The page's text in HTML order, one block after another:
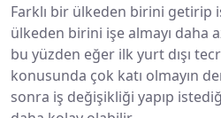
Farklı bir ülkeden birini getirip
ülkeden birini işe almayı daha
bu yüzden eğer ilk yurt dışı
konusunda çok katı olmayın
sonra iş değişikliği yapıp